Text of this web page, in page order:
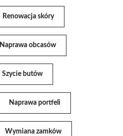
Renowacja skóry
Naprawa obcasów
Szycie butów
Naprawa portfeli
Wymiana zamków